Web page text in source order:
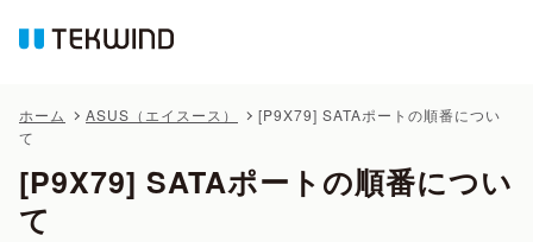
ホーム ASUS（エイスース）
[P9X79] SATAポートの順番につい
て
[P9X79] SATAポートの順番につい
て